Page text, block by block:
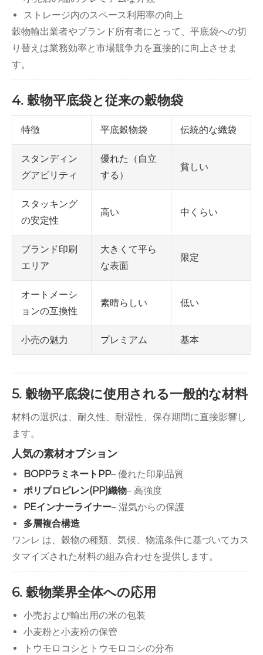
ストレージ内のスペース利用率の向上
穀物輸出業者やブランド所有者にとって、平底袋への切
り替えは業務効率と市場競争力を直接的に向上させま
す。
4. 穀物平底袋と従来の穀物袋
特徴 平底穀物袋 伝統的な織袋
スタンディン
グアビリティ
優れた（自立
する）
貧しい
スタッキング
の安定性
高い 中くらい
ブランド印刷
エリア
大きくて平ら
な表面
限定
オートメーシ
ョンの互換性
素晴らしい 低い
小売の魅力 プレミアム 基本
5. 穀物平底袋に使用される一般的な材料
材料の選択は、耐久性、耐湿性、保存期間に直接影響し
ます。
人気の素材オプション
BOPPラミネートPP– 優れた印刷品質
ポリプロピレン(PP)織物– 高強度
PEインナーライナー– 湿気からの保護
多層複合構造
ワンレ は、穀物の種類、気候、物流条件に基づいてカス
タマイズされた材料の組み合わせを提供します。
6. 穀物業界全体への応用
小売および輸出用の米の包装
小麦粉と小麦粉の保管
トウモロコシとトウモロコシの分布